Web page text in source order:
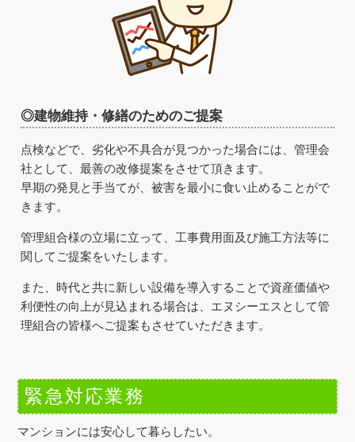
◎建物維持・修繕のためのご提案
点検などで、劣化や不具合が見つかった場合には、管理会
社として、最善の改修提案をさせて頂きます。
早期の発見と手当てが、被害を最小に食い止めることがで
きます。
管理組合様の立場に立って、工事費用面及び施工方法等に
関してご提案をいたします。
また、時代と共に新しい設備を導入することで資産価値や
利便性の向上が見込まれる場合は、エヌシーエスとして管
理組合の皆様へご提案もさせていただきます。
緊急対応業務
マンションには安心して暮らしたい。